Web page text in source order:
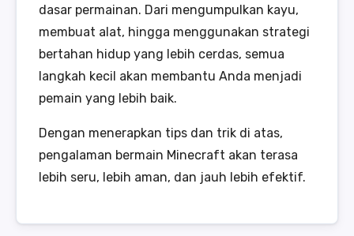
dasar permainan. Dari mengumpulkan kayu,
membuat alat, hingga menggunakan strategi
bertahan hidup yang lebih cerdas, semua
langkah kecil akan membantu Anda menjadi
pemain yang lebih baik.
Dengan menerapkan tips dan trik di atas,
pengalaman bermain Minecraft akan terasa
lebih seru, lebih aman, dan jauh lebih efektif.